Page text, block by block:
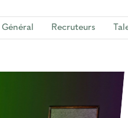
Général Recruteurs